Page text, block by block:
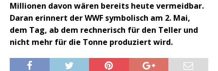
Millionen davon wären bereits heute vermeidbar.
Daran erinnert der WWF symbolisch am 2. Mai,
dem Tag, ab dem rechnerisch für den Teller und
nicht mehr für die Tonne produziert wird.